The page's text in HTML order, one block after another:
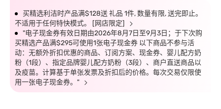
买精选利洁时产品满$128送 礼品 1件, 数量有限, 送完即止。
不适用于任何特快模式。 [网店限定]
"电子现金券有效日期由2026年8月7日至9月3日；于下次购
买精选产品满$295可使用1张电子现金券 以下商品不参与活
动：无额外折扣优惠的商品、订阅方案、现金券、婴儿配方奶
粉（1段）、指定品牌婴儿配方奶粉（3段）、商户直送商品以
及疫苗。计算基于单张发票及折扣后的价格。每次交易仅限使
用一张电子现金券。"